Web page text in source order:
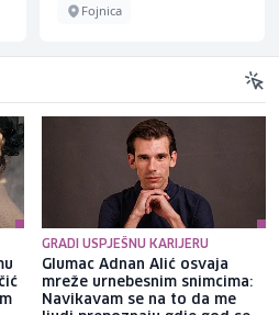
Fojnica
GRADI USPJEŠNU KARIJERU
Glumac Adnan Alić osvaja
mreže urnebesnim snimcima:
Navikavam se na to da me